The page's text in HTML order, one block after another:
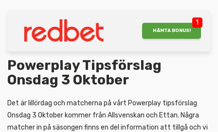
1
HÄMTA BONUS!
Powerplay Tipsförslag
Onsdag 3 Oktober
Det är lillördag och matcherna på vårt Powerplay tipsförslag
Onsdag 3 Oktober kommer från Allsvenskan och Ettan. Några
matcher in på säsongen finns en del information att tillgå och vi